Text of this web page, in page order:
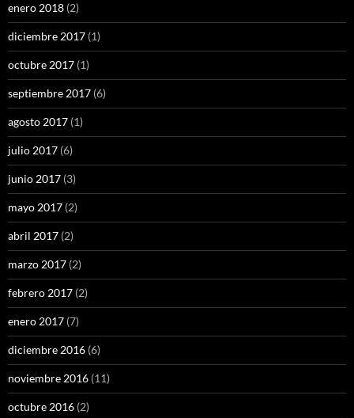
enero 2018 (2)
diciembre 2017 (1)
octubre 2017 (1)
septiembre 2017 (6)
agosto 2017 (1)
julio 2017 (6)
junio 2017 (3)
mayo 2017 (2)
abril 2017 (2)
marzo 2017 (2)
febrero 2017 (2)
enero 2017 (7)
diciembre 2016 (6)
noviembre 2016 (11)
octubre 2016 (2)